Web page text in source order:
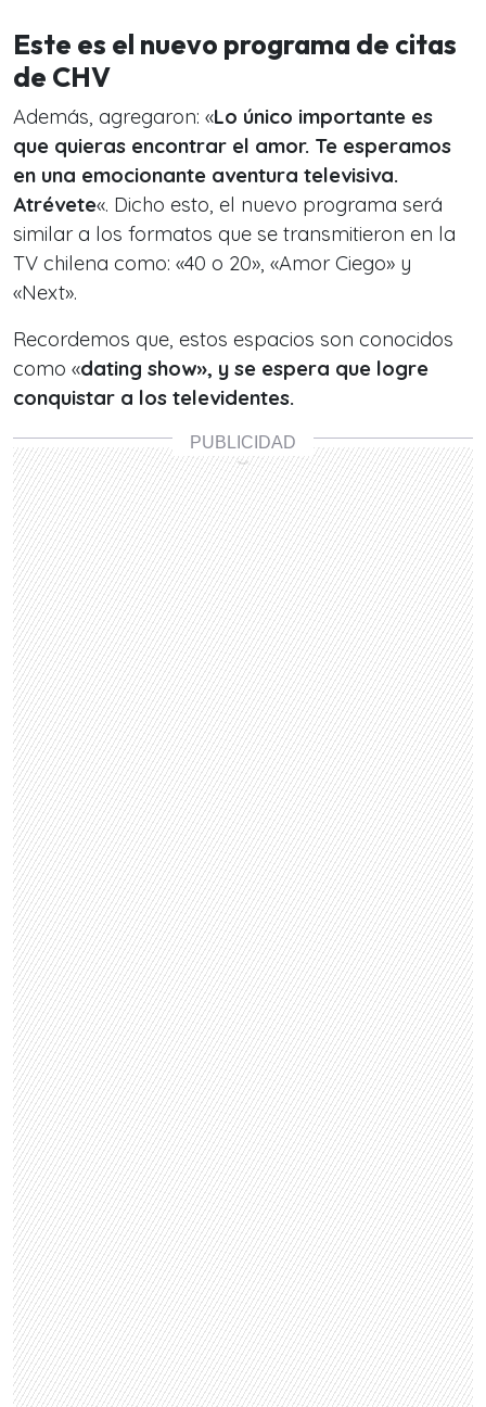
Este es el nuevo programa de citas
de CHV
Además, agregaron: «Lo único importante es
que quieras encontrar el amor. Te esperamos
en una emocionante aventura televisiva.
Atrévete«. Dicho esto, el nuevo programa será
similar a los formatos que se transmitieron en la
TV chilena como: «40 o 20», «Amor Ciego» y
«Next».
Recordemos que, estos espacios son conocidos
como «dating show», y se espera que logre
conquistar a los televidentes.